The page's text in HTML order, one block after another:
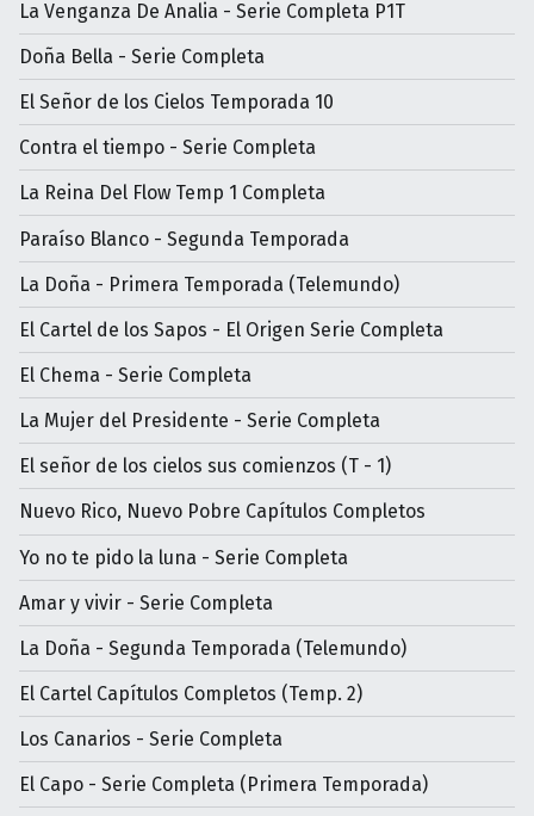
La Venganza De Analia - Serie Completa P1T
Doña Bella - Serie Completa
El Señor de los Cielos Temporada 10
Contra el tiempo - Serie Completa
La Reina Del Flow Temp 1 Completa
Paraíso Blanco - Segunda Temporada
La Doña - Primera Temporada (Telemundo)
El Cartel de los Sapos - El Origen Serie Completa
El Chema - Serie Completa
La Mujer del Presidente - Serie Completa
El señor de los cielos sus comienzos (T - 1)
Nuevo Rico, Nuevo Pobre Capítulos Completos
Yo no te pido la luna - Serie Completa
Amar y vivir - Serie Completa
La Doña - Segunda Temporada (Telemundo)
El Cartel Capítulos Completos (Temp. 2)
Los Canarios - Serie Completa
El Capo - Serie Completa (Primera Temporada)